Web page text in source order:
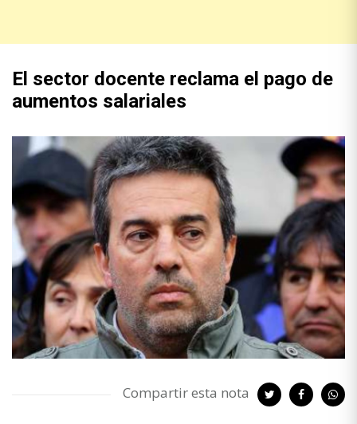
El sector docente reclama el pago de
aumentos salariales
Compartir esta nota